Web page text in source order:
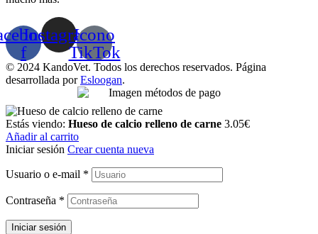
f
InstagramIcono
TikTok
© 2024 KandoVet. Todos los derechos reservados. Página
desarrollada porEsloogan.
Estás viendo: Hueso de calcio relleno de carne 3.05€
Añadir al carrito
Iniciar sesión Crear cuenta nueva
Usuario o e-mail *
Contraseña *
Iniciar sesión